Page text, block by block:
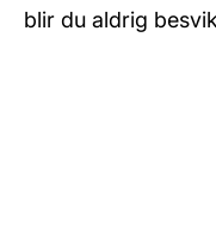
blir du aldrig